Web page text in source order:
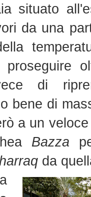
situato
da una
proseguire
di
bene di
a un
Bazza
da